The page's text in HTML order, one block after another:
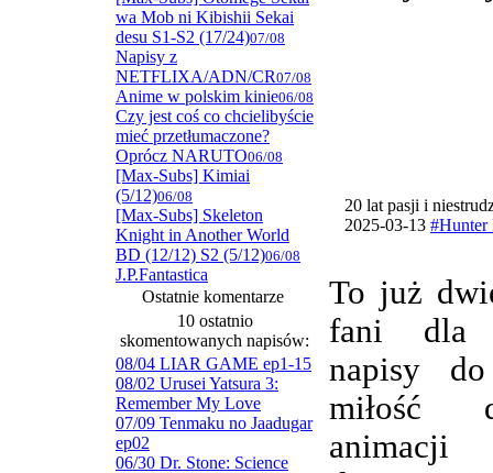
wa Mob ni Kibishii Sekai
desu S1-S2 (17/24)07/08
Napisy z
NETFLIXA/ADN/CR07/08
Anime w polskim kinie06/08
Czy jest coś co chcielibyście
mieć przetłumaczone?
Oprócz NARUTO06/08
[Max-Subs] Kimiai
(5/12)06/08
[Max-Subs] Skeleton
Knight in Another World
BD (12/12) S2 (5/12)06/08
J.P.Fantastica
Ostatnie komentarze
10 ostatnio
skomentowanych napisów:
08/04 LIAR GAME ep1-15
08/02 Urusei Yatsura 3:
Remember My Love
07/09 Tenmaku no Jaadugar
ep02
06/30 Dr. Stone: Science
20 lat pasji i
2025-03-13
To już
fani dla
napisy
miłość